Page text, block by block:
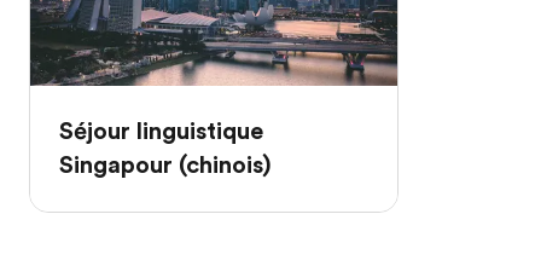
Séjour linguistique
Singapour (chinois)